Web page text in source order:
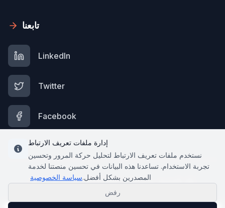
تابعنا
LinkedIn
Twitter
Facebook
©2026Algerian Export. كل الحقوق محفوظة.
إدارة ملفات تعريف الارتباط
نستخدم ملفات تعريف الارتباط لتحليل حركة المرور وتحسين
تجربة الاستخدام. تساعدنا هذه البيانات في تحسين منصتنا لخدمة
المصدرين بشكل أفضل.سياسة الخصوصية
رفض